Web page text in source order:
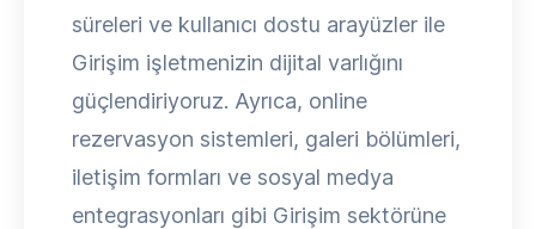
süreleri ve kullanıcı dostu arayüzler ile
Girişim işletmenizin dijital varlığını
güçlendiriyoruz. Ayrıca, online
rezervasyon sistemleri, galeri bölümleri,
iletişim formları ve sosyal medya
entegrasyonları gibi Girişim sektörüne